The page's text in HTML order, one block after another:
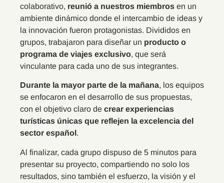
colaborativo, reunió a nuestros miembros en un
ambiente dinámico donde el intercambio de ideas y
la innovación fueron protagonistas. Divididos en
grupos, trabajaron para diseñar un producto o
programa de viajes exclusivo, que será
vinculante para cada uno de sus integrantes.
Durante la mayor parte de la mañana, los equipos
se enfocaron en el desarrollo de sus propuestas,
con el objetivo claro de crear experiencias
turísticas únicas que reflejen la excelencia del
sector español.
Al finalizar, cada grupo dispuso de 5 minutos para
presentar su proyecto, compartiendo no solo los
resultados, sino también el esfuerzo, la visión y el